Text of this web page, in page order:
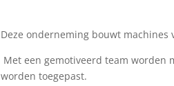
Deze onderneming bouwt
Met een gemotiveerd team worden
worden toegepast.